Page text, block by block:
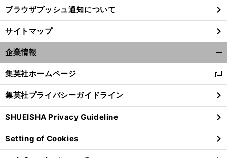
ブラウザプッシュ通知について
サイトマップ
企業情報
閉
る
集英社ホームページ
新
し
い
ウ
ィ
ン
ド
ウ
集英社プライバシーガイドライン
SHUEISHA Privacy Guideline
Setting of Cookies